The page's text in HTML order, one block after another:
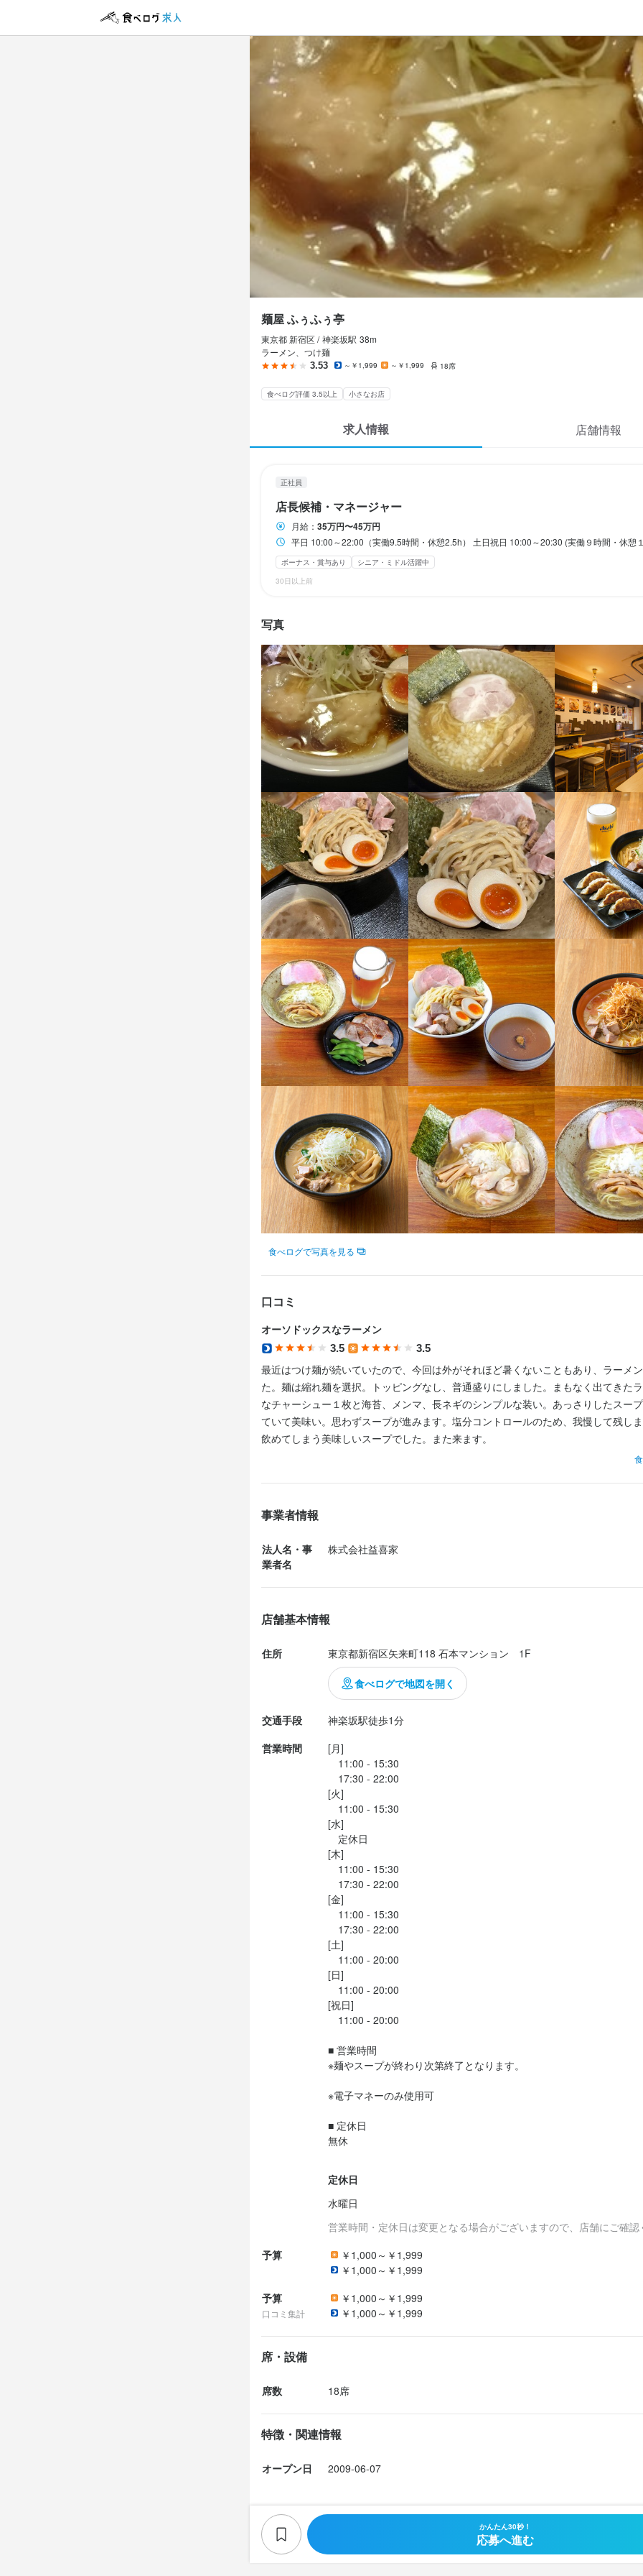
麺屋 ふぅふぅ亭
東京都 新宿区 / 神楽坂駅 38m
ラーメン、つけ麺
3.53 ～￥1,999 ～￥1,999 18席
食べログ評価 3.5以上 小さなお店
求人情報 店舗情報
正社員
店長候補・マネージャー
月給： 35万円〜45万円
平日 10:00～22:00（実働9.5時間・休憩2.5h） 土日祝日 10:00～20:30 (実働９時間・休憩１
ボーナス・賞与あり
シニア・ミドル活躍中
30日以上前
写真
食べログで写真を見る
口コミ
オーソドックスなラーメン
3.5 3.5
最近はつけ麺が続いていたので、今回は外がそれほど暑くないこともあり、ラーメ
た。麺は縮れ麺を選択。トッピングなし、普通盛りにしました。まもなく出てきた
なチャーシュー１枚と海苔、メンマ、長ネギのシンプルな装い。あっさりしたスー
ていて美味い。思わずスープが進みます。塩分コントロールのため、我慢して残し
飲めてしまう美味しいスープでした。また来ます。
事業者情報
法人名・事
業者名
株式会社益喜家
店舗基本情報
住所 東京都新宿区矢来町118 石本マンション　1F
食べログで地図を開く
交通手段
営業時間
[月]
11:00 - 15:30
17:30 - 22:00
[火]
11:00 - 15:30
[水]
定休日
[木]
11:00 - 15:30
17:30 - 22:00
[金]
11:00 - 15:30
17:30 - 22:00
[土]
11:00 - 20:00
[日]
11:00 - 20:00
[祝日]
11:00 - 20:00
■ 営業時間
※麺やスープが終わり次第終了となります。
※電子マネーのみ使用可
■ 定休日
無休
定休日
水曜日
営業時間・定休日は変更となる場合がございますので、店舗にご確認
予算
￥1,000～￥1,999
￥1,000～￥1,999
予算
口コミ集計
￥1,000～￥1,999
￥1,000～￥1,999
席・設備
席数 18席
特徴・関連情報
オープン日 2009-06-07
かんたん30秒！
応募へ進む
正社員 店長候補
バイト 調理補助
正社員 店長候補
正社員 調理師・調理スタッフ
正社員 麺屋 ふぅふぅ亭
店長候補・マネージャー
店長候補・マネージャー
月給350,000円〜450,000円
ボーナス・賞与あり 昇給あり 住宅手当あり 交通費支給 インセンティブあり
勤務時間
平日 10:00～22:00（実働9.5時間・休憩2.5h）
シフト制
休日・休暇
完全週休２日/夏季休暇/年末年始休暇/年次有給休暇/特別休暇（年間休日110日)
月8日以上休みあり 完全週休2日制 夏季休暇あり 年末年始休暇あり
社会保険完備
まかない・食事補助あり
特徴
学歴不問 独立希望者歓迎 フリーター歓迎 シニア・ミドル活躍中
店舗運営、管理全般をお任せ致します。
慣れるまではしっかりフォロー致しますので入社後６か月～１年を目処に運営管理
ましょう。
店長未経験だけどやってみたい！という方も大歓迎です。
この仕事のおすすめポイント
【独立支援＆キャリアアップ可能】
将来独立したい方やキャリアアップを目指す方を全力で応援します。学歴や経験は
席未満の小さなお店なので幅広い業務を学べ、フリーターやシニア世代も活躍中で
【成果をしっかり評価】
頑張りや成果は給与やインセンティブ、ボーナスにしっかり反映します。昇給や賞
ん、住宅手当や交通費支給、食事補助など福利厚生も充実。社会保険完備＆ピアス
やすい環境を整えています。
【完全週休2日＆長期休暇も充実】
月8日以上の休みで、完全週休2日制を導入しています。夏季・年末年始・特別休暇
イベートの時間もしっかり確保。シフト制なので、ご自身の都合に合わせて無理な
身に付くスキル
出店開業ノウハウ 店舗運営 メニュー開発
店名
麺屋 ふぅふぅ亭
勤務地
東京都新宿区矢来町118 石本マンション　1F
連絡先
0901-551-3785
法人名・事業者名
最終更新日2026/03/25